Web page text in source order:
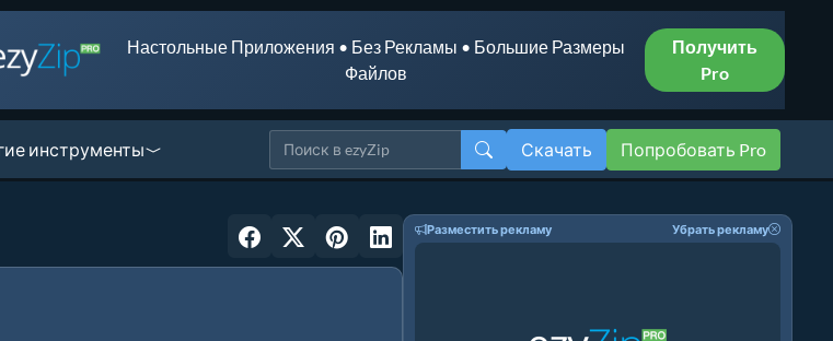
Настольные Приложения • Без Рекламы • Большие Размеры
Файлов
Получить
Pro
инструменты Скачать Попробовать Pro
Разместить рекламу Убрать рекламу